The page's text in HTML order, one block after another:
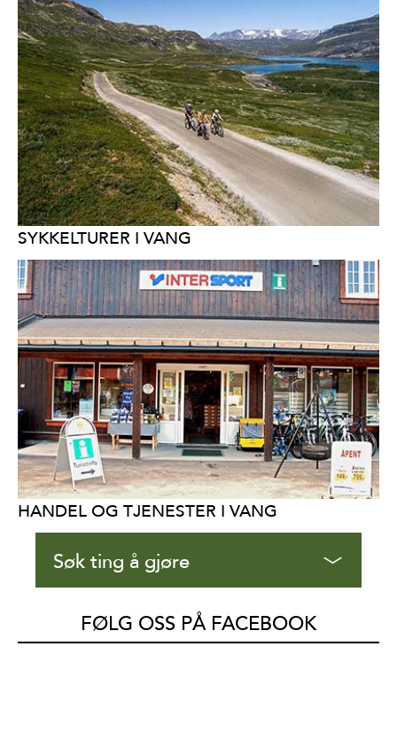
SYKKELTURER I VANG
HANDEL OG TJENESTER I VANG
Søk ting å gjøre
FØLG OSS PÅ FACEBOOK